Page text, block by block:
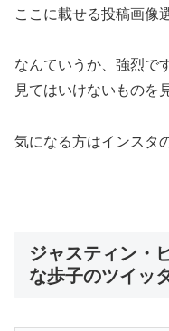
ここに載せる投稿画像
なんていうか、強烈で
見てはいけないものを
気になる方はインスタ
ジャスティン・
な歩子のツイッ